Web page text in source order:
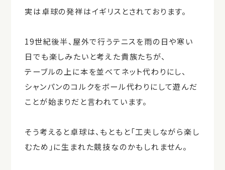
実は卓球の発祥はイギリスとされております。
19世紀後半、屋外で行うテニスを雨の日や寒い
日でも楽しみたいと考えた貴族たちが、
テーブルの上に本を並べてネット代わりにし、
シャンパンのコルクをボール代わりにして遊んだ
ことが始まりだと言われています。
そう考えると卓球は、もともと「工夫しながら楽し
むため」に生まれた競技なのかもしれません。